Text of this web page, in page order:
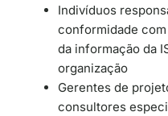
Indivíduos
conformidade
da informação da
organização
Gerentes de
consultores